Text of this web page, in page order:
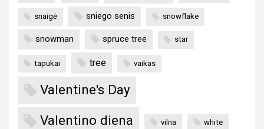
snaigė sniego senis snowflake
snowman spruce tree star
tapukai tree vaikas
Valentine's Day
Valentino diena
vilna white